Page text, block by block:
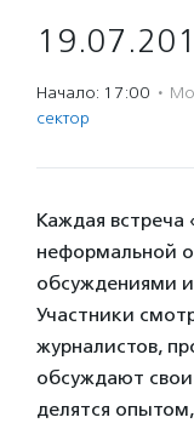
Начало: 17:00 ·
сектор
Каждая встреча
неформальной
обсуждениями
Участники
журналистов,
обсуждают свои
делятся